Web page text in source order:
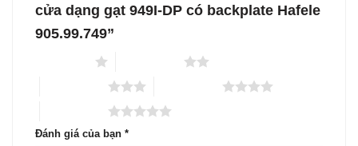
cửa dạng gạt 949I-DP có backplate Hafele
905.99.749”
Đánh giá của bạn *